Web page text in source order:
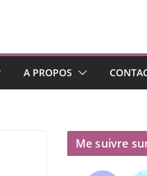
A PROPOS
Me suivre